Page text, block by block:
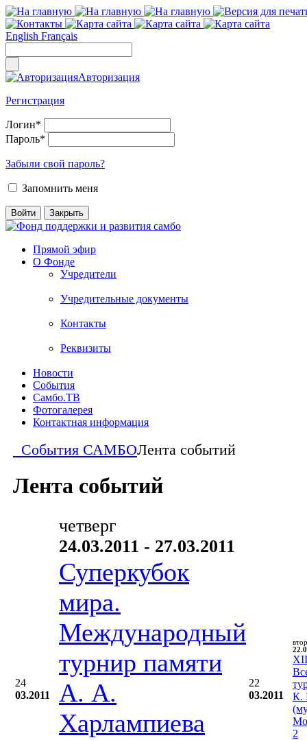
English Français
Авторизация
Регистрация
Логин*
Пароль*
Забыли свой пароль?
Запомнить меня
Прямой эфир
О Фонде
Учредители
Учредительные документы
Контакты
Реквизиты
Новости
События
Самбо.ТВ
Фотогалерея
Контактная информация
События САМБОЛента событий
Лента событий
24
03.2011
четверг
24.03.2011 - 27.03.2011
Суперкубок
мира.
Международный
турнир памяти
А. А.
Харлампиева
22
03.2011
К.
2